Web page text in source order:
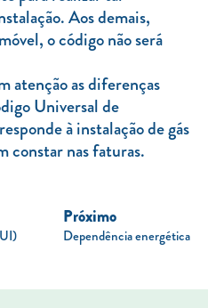
Aos demais,
o código não será
atenção as diferenças
Universal de
à instalação de gás
constar nas faturas.
Próximo
Dependência energética